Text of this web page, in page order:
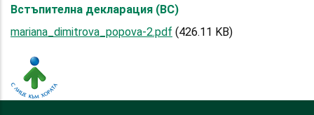
Встъпителна декларация (ВС)
mariana_dimitrova_popova-2.pdf (426.11 KB)